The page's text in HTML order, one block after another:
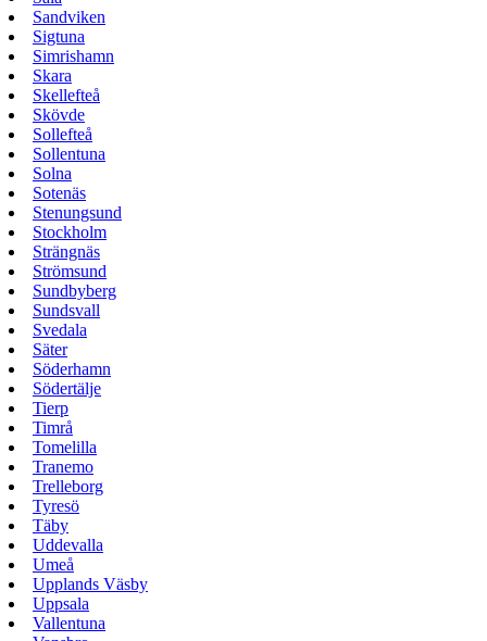
Sandviken
Sigtuna
Simrishamn
Skara
Skellefteå
Skövde
Sollefteå
Sollentuna
Solna
Sotenäs
Stenungsund
Stockholm
Strängnäs
Strömsund
Sundbyberg
Sundsvall
Svedala
Säter
Söderhamn
Södertälje
Tierp
Timrå
Tomelilla
Tranemo
Trelleborg
Tyresö
Täby
Uddevalla
Umeå
Upplands Väsby
Uppsala
Vallentuna